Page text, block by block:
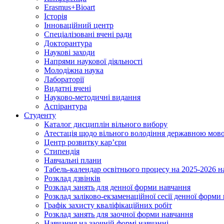
Erasmus+Bioart
Історія
Інноваційний центр
Спеціалізовані вчені ради
Докторантура
Наукові заходи
Напрями наукової діяльності
Молодіжна наука
Лабораторії
Видатні вчені
Науково-методичні видання
Аспірантура
Студенту
Каталог дисциплін вільного вибору
Атестація щодо вільного володіння державною
Центр розвитку кар’єри
Стипендія
Навчальні плани
Табель-календар освітнього процесу на 2025-2026
Розклад дзвінків
Розклад занять для денної форми навчання
Розклад заліково-екзаменаційної сесії денної
Графік захисту кваліфікаційних робіт
Розклад занять для заочної форми навчання